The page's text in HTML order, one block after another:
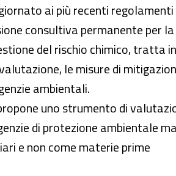
ai più recenti
consultiva permanente per
del rischio chimico, tratta
le misure di
ambientali.
uno strumento di
di protezione ambientale
e non come materie prime